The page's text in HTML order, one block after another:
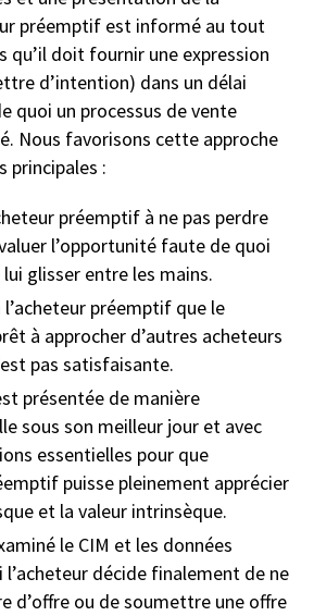
préemptif est informé au tout
qu’il doit fournir une expression
d’intention) dans un délai
quoi un processus de vente
Nous favorisons cette approche
principales :
préemptif à ne pas perdre
l’opportunité faute de quoi
glisser entre les mains.
préemptif que le
à approcher d’autres acheteurs
pas satisfaisante.
présentée de manière
sous son meilleur jour et avec
essentielles pour que
puisse pleinement apprécier
et la valeur intrinsèque.
le CIM et les données
l’acheteur décide finalement de ne
d’offre ou de soumettre une offre